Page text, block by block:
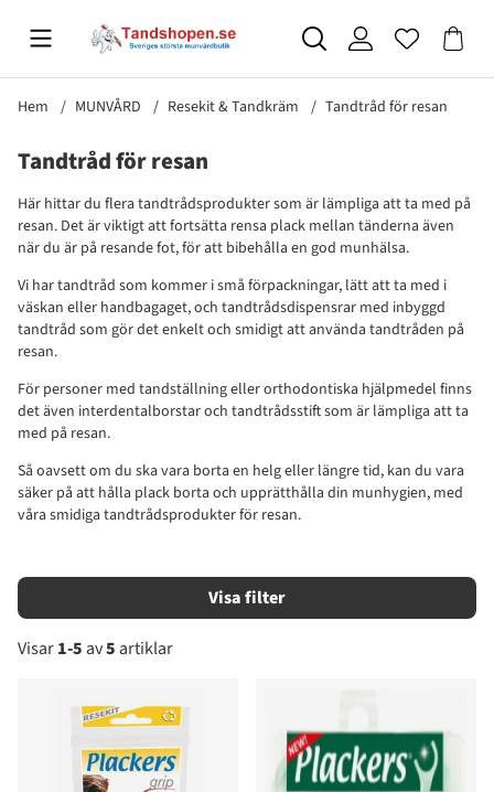
Hem MUNVÅRD Resekit & Tandkräm Tandtråd för resan
Tandtråd för resan
Här hittar du flera tandtrådsprodukter som är lämpliga att ta med på
resan. Det är viktigt att fortsätta rensa plack mellan tänderna även
när du är på resande fot, för att bibehålla en god munhälsa.
Vi har tandtråd som kommer i små förpackningar, lätt att ta med i
väskan eller handbagaget, och tandtrådsdispensrar med inbyggd
tandtråd som gör det enkelt och smidigt att använda tandtråden på
resan.
För personer med tandställning eller orthodontiska hjälpmedel finns
det även interdentalborstar och tandtrådsstift som är lämpliga att ta
med på resan.
Så oavsett om du ska vara borta en helg eller längre tid, kan du vara
säker på att hålla plack borta och upprätthålla din munhygien, med
våra smidiga tandtrådsprodukter för resan.
Filtrera
Visar1-5 av5 artiklar